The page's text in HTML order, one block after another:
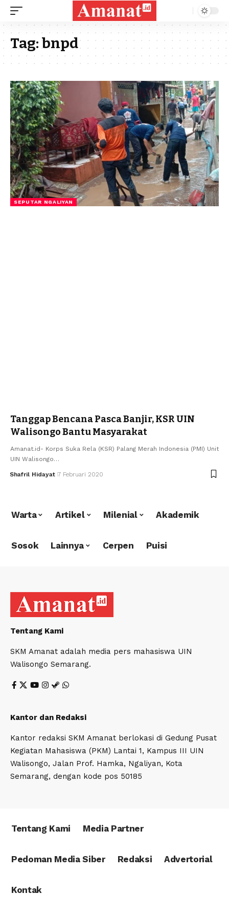
Tag:bnpd
SEPUTAR NGALIYAN
Tanggap Bencana Pasca Banjir, KSR UIN
Walisongo Bantu Masyarakat
Amanat.id- Korps Suka Rela (KSR) Palang Merah Indonesia (PMI) Unit
UIN Walisongo…
Shafril Hidayat 7 Februari 2020
Warta Artikel Milenial Akademik
Sosok Lainnya Cerpen Puisi
Tentang Kami
SKM Amanat adalah media pers mahasiswa UIN
Walisongo Semarang.
Kantor dan Redaksi
Kantor redaksi SKM Amanat berlokasi di Gedung Pusat
Kegiatan Mahasiswa (PKM) Lantai 1, Kampus III UIN
Walisongo, Jalan Prof. Hamka, Ngaliyan, Kota
Semarang, dengan kode pos 50185
Tentang Kami Media Partner
Pedoman Media Siber Redaksi Advertorial
Kontak